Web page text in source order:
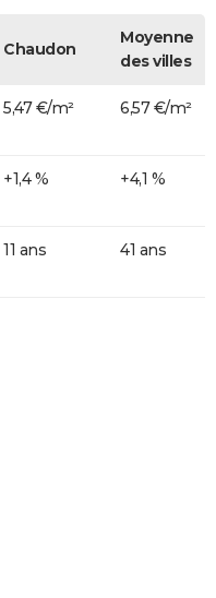
Chaudon
Moyenne
des villes
5,47 €/m² 6,57 €/m²
+1,4 % +4,1 %
11 ans 41 ans